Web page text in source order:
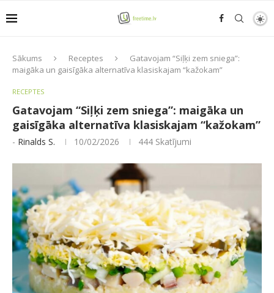
Sākums Receptes
Gatavojam “Siļķi zem sniega”:
maigāka un gaisīgāka alternatīva klasiskajam “kažokam”
RECEPTES
Gatavojam “Siļķi zem sniega”: maigāka un
gaisīgāka alternatīva klasiskajam “kažokam”
- Rinalds S. 10/02/2026 444 Skatījumi